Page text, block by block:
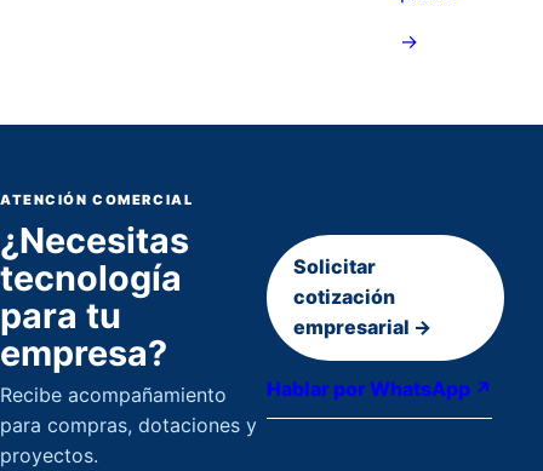
→
ATENCIÓN COMERCIAL
¿Necesitas
tecnología
para tu
empresa?
Recibe acompañamiento
para compras, dotaciones y
proyectos.
Solicitar
cotización
empresarial →
Hablar por WhatsApp ↗